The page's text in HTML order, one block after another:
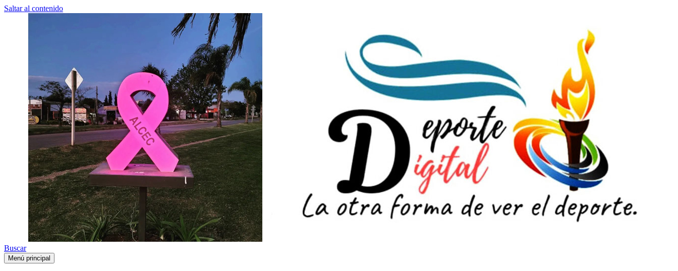
Saltar al contenido
Buscar
Menú principal